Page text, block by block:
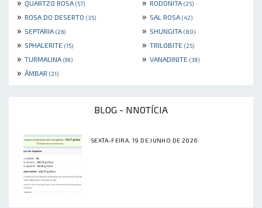
QUARTZO ROSA (57) RODONITA (25)
» ROSA DO DESERTO (35) » SAL ROSA (42)
» SEPTARIA (26) » SHUNGITA (80)
» SPHALERITE (15) » TRILOBITE (25)
» TURMALINA (99) » VANADINITE (39)
» ÂMBAR (21)
BLOG - NNOTÍCIA
SEXTA-FEIRA, 19 DE JUNHO DE 2026